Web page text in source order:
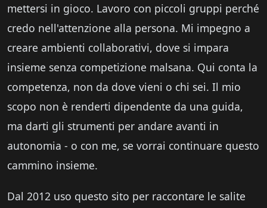
mettersi in gioco. Lavoro con piccoli gruppi perché
credo nell'attenzione alla persona. Mi impegno a
creare ambienti collaborativi, dove si impara
insieme senza competizione malsana. Qui conta la
competenza, non da dove vieni o chi sei. Il mio
scopo non è renderti dipendente da una guida,
ma darti gli strumenti per andare avanti in
autonomia - o con me, se vorrai continuare questo
cammino insieme.
Dal 2012 uso questo sito per raccontare le salite